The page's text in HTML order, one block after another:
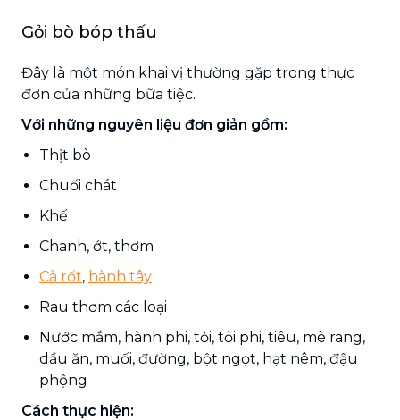
Gỏi bò bóp thấu
Đây là một món khai vị thường gặp trong thực
đơn của những bữa tiệc.
Với những nguyên liệu đơn giản gồm:
Thịt bò
Chuối chát
Khế
Chanh, ớt, thơm
Cà rốt, hành tây
Rau thơm các loại
Nước mắm, hành phi, tỏi, tỏi phi, tiêu, mè rang,
dầu ăn, muối, đường, bột ngọt, hạt nêm, đậu
phộng
Cách thực hiện: